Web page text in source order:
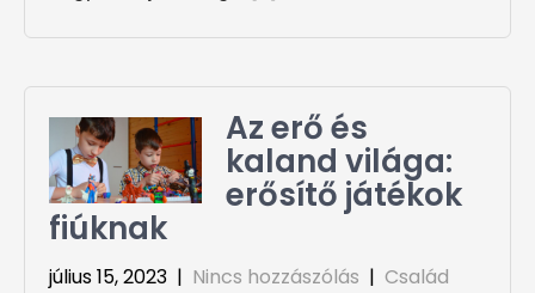
Az erő és
kaland világa:
erősítő játékok
fiúknak
július 15, 2023 | Nincs hozzászólás | Család